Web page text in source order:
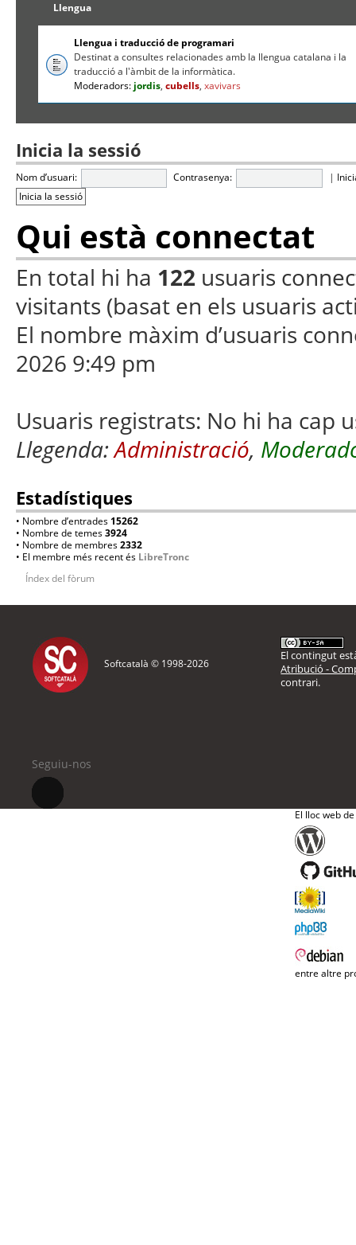
Llengua
Llengua i traducció de programari
Destinat a consultes relacionades amb la llengua catalana i la
traducció a l'àmbit de la informàtica.
Moderadors: jordis,cubells,xavivars
Inicia la sessió
Nom d’usuari: Contrasenya: |
Qui està connectat
En total hi ha 122 usuaris
visitants (basat en els usuaris
El nombre màxim d’usuaris
2026 9:49 pm
Usuaris registrats: No hi ha cap
Llegenda:Administració,
Estadístiques
• Nombre d’entrades 15262
• Nombre de temes3924
• Nombre de membres2332
• El membre més recent és LibreTronc
Índex del fòrum
Softcatalà © 1998-2026
El contingut
Atribució -
contrari.
Seguiu-nos
El lloc web
entre altre